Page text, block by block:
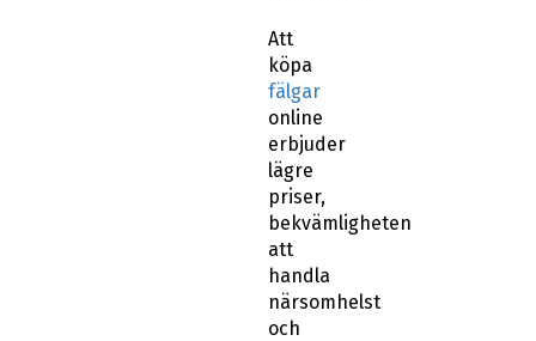
Att
köpa
fälgar
online
erbjuder
lägre
priser,
bekvämligheten
att
handla
närsomhelst
och